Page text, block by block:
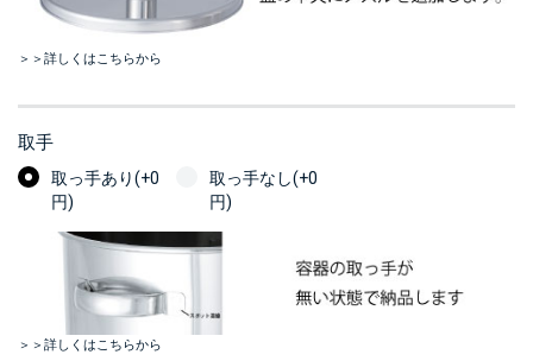
＞＞詳しくはこちらから
取手
取っ手あり(+0
円)
取っ手なし(+0
円)
＞＞詳しくはこちらから